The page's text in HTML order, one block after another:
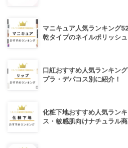
マニキュア人気ランキング
乾タイプのネイルポリッシュ
口紅おすすめ人気ランキン
プラ・デパコス別に紹介！
化粧下地おすすめ人気ラン
ス・敏感肌向けナチュラル商